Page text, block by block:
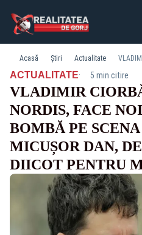
Acasă Știri Actualitate
ACTUALITATE· 5 min citire
VLADIMIR
NORDIS, FACE
BOMBĂ PE
MICUȘOR DAN,
DIICOT PENTRU